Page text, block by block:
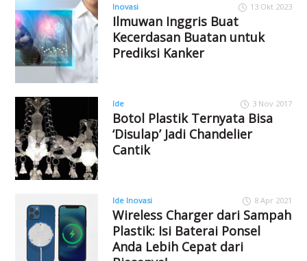
Inovasi 13 Okt 2023
Ilmuwan Inggris Buat
Kecerdasan Buatan untuk
Prediksi Kanker
Ide 3 Nov 2017
Botol Plastik Ternyata Bisa
‘Disulap’ Jadi Chandelier
Cantik
Ide Inovasi 8 Apr 2021
Wireless Charger dari Sampah
Plastik: Isi Baterai Ponsel
Anda Lebih Cepat dari